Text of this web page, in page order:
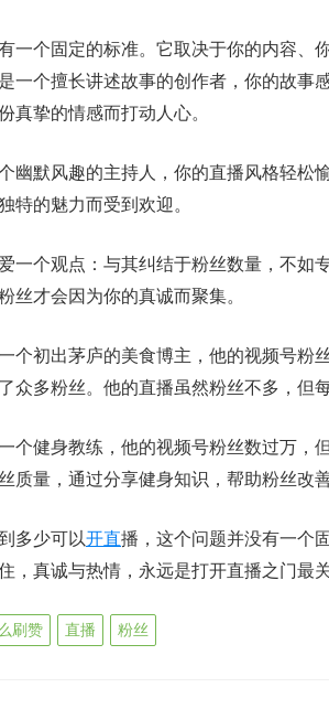
一个固定的标准。它取决于你的内容、
一个擅长讲述故事的创作者，你的故事
真挚的情感而打动人心。
幽默风趣的主持人，你的直播风格轻松
特的魅力而受到欢迎。
一个观点：与其纠结于粉丝数量，不如
丝才会因为你的真诚而聚集。
个初出茅庐的美食博主，他的视频号粉
众多粉丝。他的直播虽然粉丝不多，但
个健身教练，他的视频号粉丝数过万，
质量，通过分享健身知识，帮助粉丝改
多少可以开直播，这个问题并没有一个
，真诚与热情，永远是打开直播之门最
刷赞 直播 粉丝